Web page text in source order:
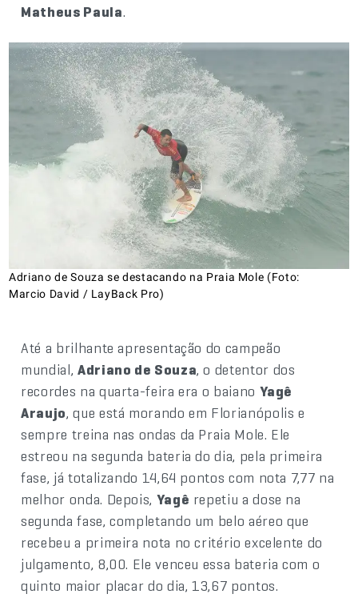
Matheus Paula.
Adriano de Souza se destacando na Praia Mole (Foto:
Marcio David / LayBack Pro)
Até a brilhante apresentação do campeão
mundial, Adriano de Souza, o detentor dos
recordes na quarta-feira era o baiano Yagê
Araujo, que está morando em Florianópolis e
sempre treina nas ondas da Praia Mole. Ele
estreou na segunda bateria do dia, pela primeira
fase, já totalizando 14,64 pontos com nota 7,77 na
melhor onda. Depois, Yagê repetiu a dose na
segunda fase, completando um belo aéreo que
recebeu a primeira nota no critério excelente do
julgamento, 8,00. Ele venceu essa bateria com o
quinto maior placar do dia, 13,67 pontos.